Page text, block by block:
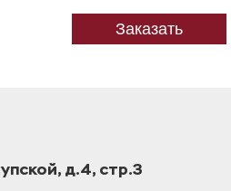
Заказать
д.4, стр.3